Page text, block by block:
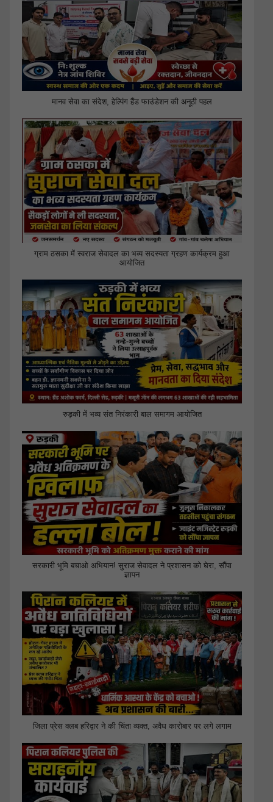
मानव सेवा का संदेश, हेल्पिंग हैंड फाउंडेशन की अनूठी पहल
ग्राम ठसका में स्वराज सेवादल का भव्य सदस्यता ग्रहण कार्यक्रम हुआ
आयोजित
रुड़की में भव्य संत निरंकारी बाल समागम आयोजित
सरकारी भूमि बचाओ अभियान! सुराज सेवादल ने प्रशासन को घेरा, सौंपा
ज्ञापन
जिला प्रेस क्लब हरिद्वार ने की चिंता व्यक्त, अवैध कारोबार पर लगे लगाम